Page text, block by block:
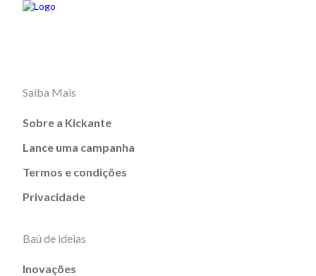
Saiba Mais
Sobre a Kickante
Lance uma campanha
Termos e condições
Privacidade
Baú de ideias
Inovações